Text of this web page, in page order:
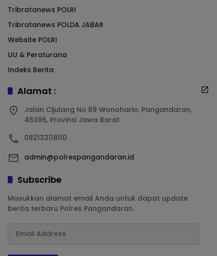
Tribratanews POLRI
Tribratanews POLDA JABAR
Website POLRI
UU & Peraturana
Indeks Berita
Alamat :
Jalan Cijulang No 69 Wonohario, Pangandaran,
46396, Provinsi Jawa Barat
082133118110
admin@polrespangandaran.id
Subscribe
Masukkan alamat email Anda untuk dapat update
berita terbaru Polres Pangandaran.